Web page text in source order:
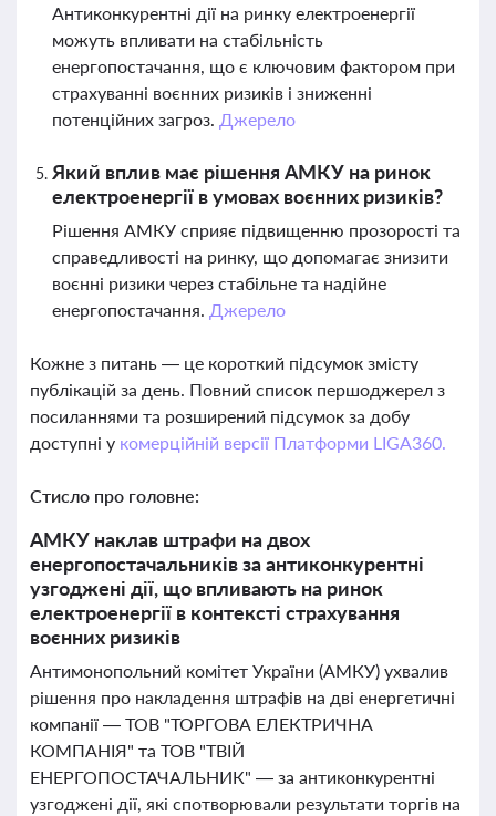
Антиконкурентні дії на ринку електроенергії
можуть впливати на стабільність
енергопостачання, що є ключовим фактором при
страхуванні воєнних ризиків і зниженні
потенційних загроз. Джерело
Який вплив має рішення АМКУ на ринок
електроенергії в умовах воєнних ризиків?
Рішення АМКУ сприяє підвищенню прозорості та
справедливості на ринку, що допомагає знизити
воєнні ризики через стабільне та надійне
енергопостачання. Джерело
Кожне з питань — це короткий підсумок змісту
публікацій за день. Повний список першоджерел з
посиланнями та розширений підсумок за добу
доступні у комерційній версії Платформи LIGA360.
Стисло про головне:
АМКУ наклав штрафи на двох
енергопостачальників за антиконкурентні
узгоджені дії, що впливають на ринок
електроенергії в контексті страхування
воєнних ризиків
Антимонопольний комітет України (АМКУ) ухвалив
рішення про накладення штрафів на дві енергетичні
компанії — ТОВ "ТОРГОВА ЕЛЕКТРИЧНА
КОМПАНІЯ" та ТОВ "ТВІЙ
ЕНЕРГОПОСТАЧАЛЬНИК" — за антиконкурентні
узгоджені дії, які спотворювали результати торгів на